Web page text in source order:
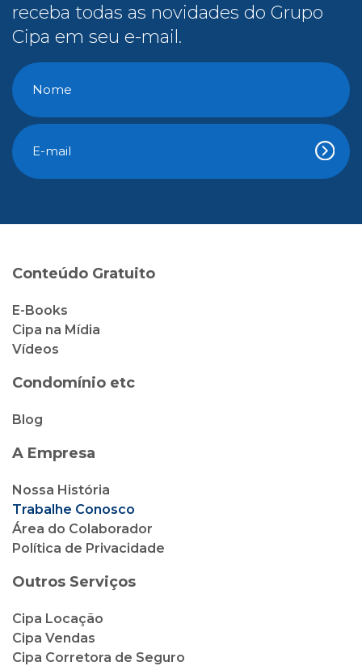
receba todas as novidades do Grupo
Cipa em seu e-mail.
Conteúdo Gratuito
E-Books
Cipa na Mídia
Vídeos
Condomínio etc
Blog
A Empresa
Nossa História
Trabalhe Conosco
Área do Colaborador
Política de Privacidade
Outros Serviços
Cipa Locação
Cipa Vendas
Cipa Corretora de Seguro